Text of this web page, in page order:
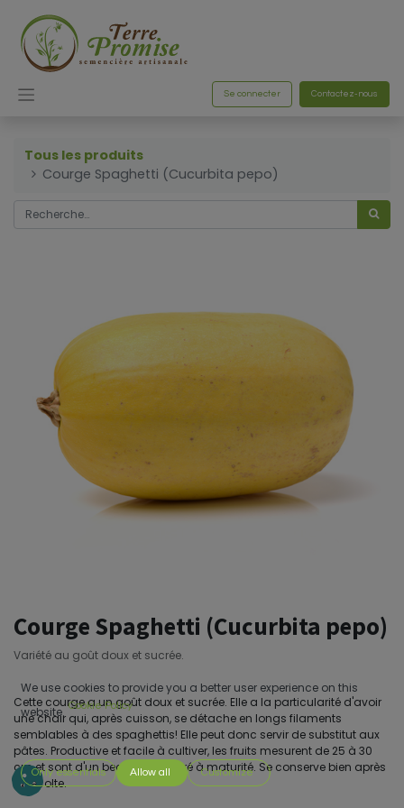
Se connecter Contactez-nous
Tous les produits
Courge Spaghetti (Cucurbita pepo)
Courge Spaghetti (Cucurbita pepo)
Variété au goût doux et sucrée.
Cette courge a un goût doux et sucrée. Elle a la particularité d'avoir
une chair qui, après cuisson, se détache en longs filaments
semblables à des spaghettis! Elle peut donc servir de substitut aux
pâtes. Productive et facile à cultiver, les fruits mesurent de 25 à 30
cm et sont d'un beau jaune doré à maturité. Se conserve bien après
la récolte.
We use cookies to provide you a better user experience on this
website. Cookie Policy
Only essentials Allow all Customize